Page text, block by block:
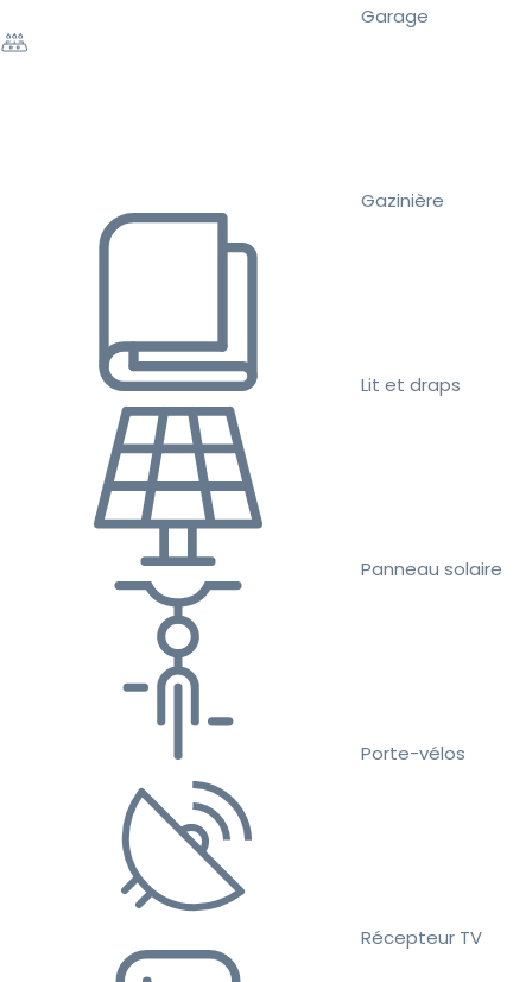
Garage
Gazinière
Lit et draps
Panneau solaire
Porte-vélos
Récepteur TV